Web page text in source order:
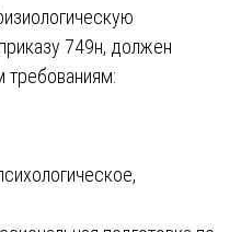
749н, должен
требованиям: